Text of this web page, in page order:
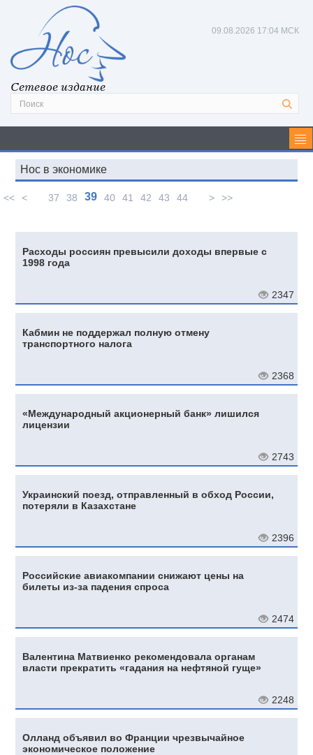
Сетевое издание
09.08.2026 17:04 МСК
Нос в экономике
<< < 37 38 39 40 41 42 43 44 > >>
Расходы россиян превысили доходы впервые с
1998 года
2347
Кабмин не поддержал полную отмену
транспортного налога
2368
«Международный акционерный банк» лишился
лицензии
2743
Украинский поезд, отправленный в обход России,
потеряли в Казахстане
2396
Российские авиакомпании снижают цены на
билеты из-за падения спроса
2474
Валентина Матвиенко рекомендовала органам
власти прекратить «гадания на нефтяной гуще»
2248
Олланд объявил во Франции чрезвычайное
экономическое положение